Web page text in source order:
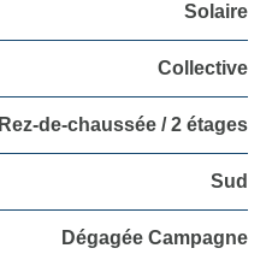
Solaire
Collective
Rez-de-chaussée / 2 étages
Sud
Dégagée Campagne